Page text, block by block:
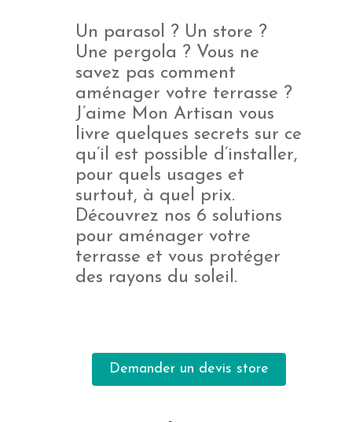
Un parasol ? Un store ?
Une pergola ? Vous ne
savez pas comment
aménager votre terrasse ?
J’aime Mon Artisan vous
livre quelques secrets sur ce
qu’il est possible d’installer,
pour quels usages et
surtout, à quel prix.
Découvrez nos 6 solutions
pour aménager votre
terrasse et vous protéger
des rayons du soleil.
Demander un devis store